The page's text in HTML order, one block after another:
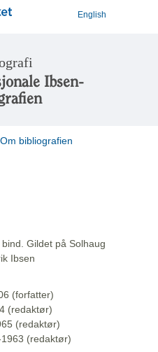
English
Ibsen-
Om bibliografien
Gildet på Solhaug
Ibsen
(forfatter)
(redaktør)
(redaktør)
(redaktør)